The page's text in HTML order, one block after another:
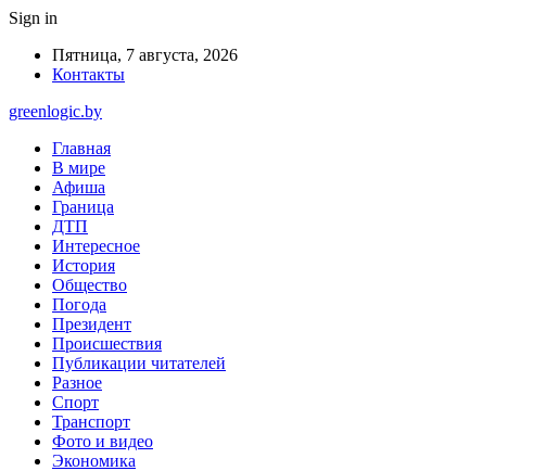
Sign in
Пятница, 7 августа, 2026
Контакты
greenlogic.by
Главная
В мире
Афиша
Граница
ДТП
Интересное
История
Общество
Погода
Президент
Происшествия
Публикации читателей
Разное
Спорт
Транспорт
Фото и видео
Экономика